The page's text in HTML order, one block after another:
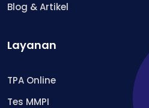
Blog & Artikel
Layanan
TPA Online
Tes MMPI